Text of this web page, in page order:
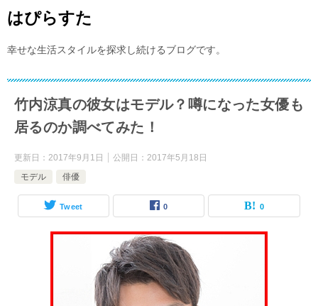
はぴらすた
幸せな生活スタイルを探求し続けるブログです。
竹内涼真の彼女はモデル？噂になった女優も
居るのか調べてみた！
更新日： 2017年9月1日 公開日： 2017年5月18日
モデル
俳優
Tweet 0 0